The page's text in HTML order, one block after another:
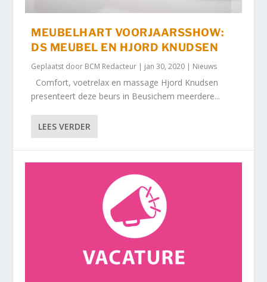
MEUBELHART VOORJAARSSHOW:
DS MEUBEL EN HJORD KNUDSEN
Geplaatst door BCM Redacteur | jan 30, 2020 | Nieuws
Comfort, voetrelax en massage Hjord Knudsen
presenteert deze beurs in Beusichem meerdere...
LEES VERDER